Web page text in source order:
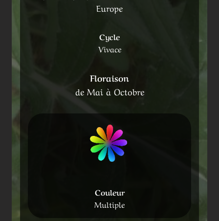
Europe
Cycle
Vivace
Floraison
de Mai à Octobre
Couleur
Multiple